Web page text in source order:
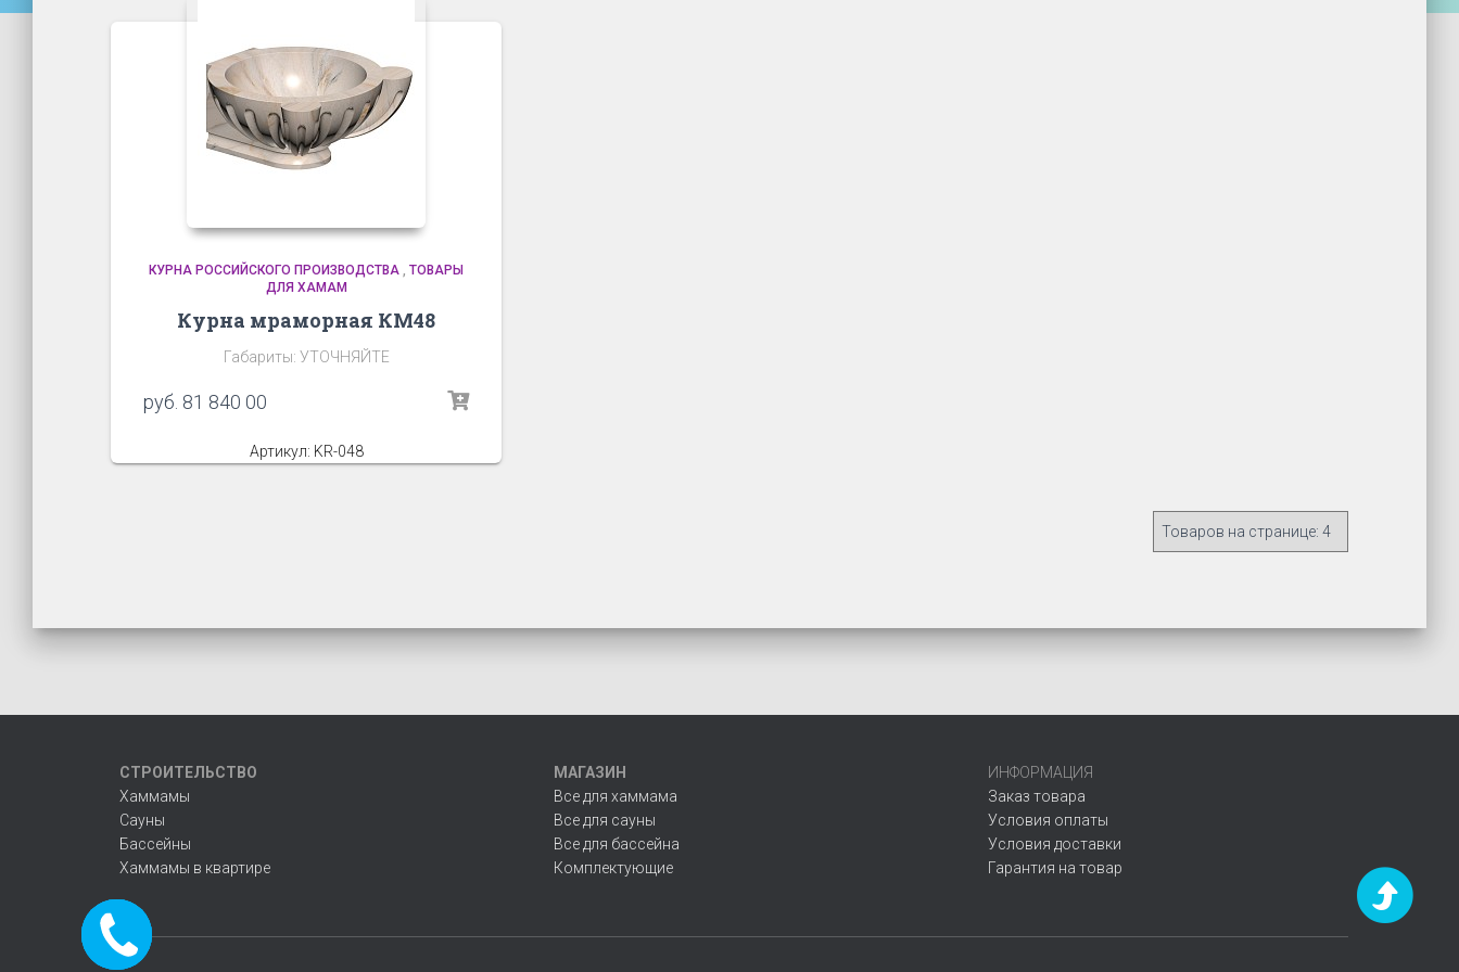
КУРНА РОССИЙСКОГО ПРОИЗВОДСТВА , ТОВАРЫ
ДЛЯ ХАМАМ
Курна мраморная КМ48
Габариты: УТОЧНЯЙТЕ
руб. 81 840 00
Артикул: KR-048
СТРОИТЕЛЬСТВО
Хаммамы
Сауны
Бассейны
Хаммамы в квартире
МАГАЗИН
Все для хаммама
Все для сауны
Все для бассейна
Комплектующие
ИНФОРМАЦИЯ
Заказ товара
Условия оплаты
Условия доставки
Гарантия на товар
Заказать
звонок